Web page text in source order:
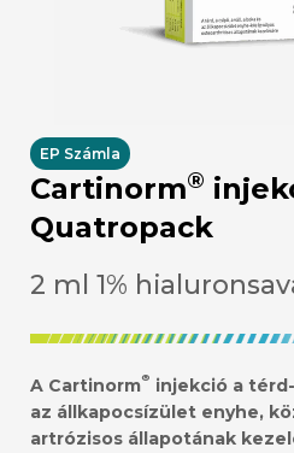
EP Számla
Cartinorm®
Quatropack
2 ml 1%
A Cartinorm® injekció a
az állkapocsízület enyhe,
artrózisos állapotának